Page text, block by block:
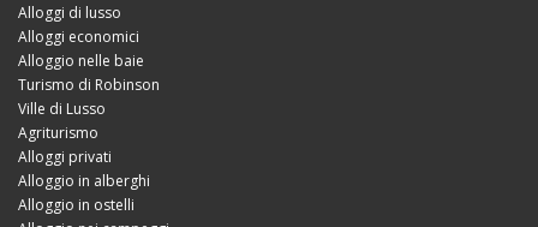
Alloggi di lusso
Alloggi economici
Alloggio nelle baie
Turismo di Robinson
Ville di Lusso
Agriturismo
Alloggi privati
Alloggio in alberghi
Alloggio in ostelli